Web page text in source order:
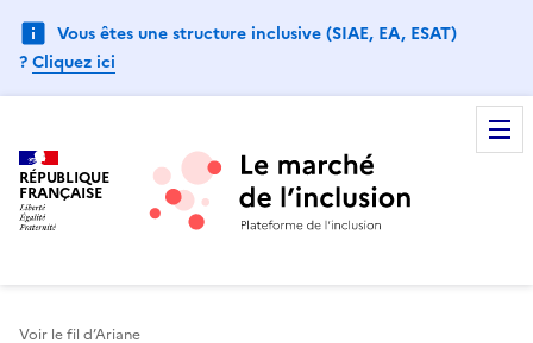
Vous êtes une structure inclusive (SIAE, EA, ESAT)
?Cliquez ici
RÉPUBLIQUE
FRANÇAISE
Voir le fil d’Ariane